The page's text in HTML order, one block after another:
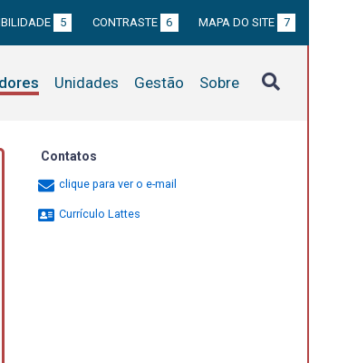
5 CONTRASTE 6 MAPA DO SITE 7
Unidades Gestão Sobre
Contatos
clique para ver o e-mail
Currículo Lattes